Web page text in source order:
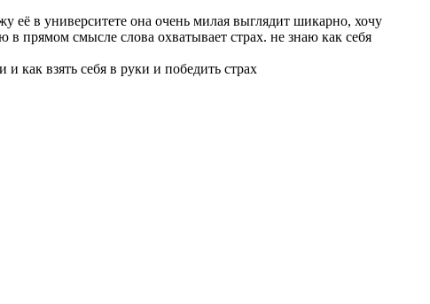
её в университете она очень милая выглядит шикарно, хочу
в прямом смысле слова охватывает страх. не знаю как себя
как взять себя в руки и победить страх